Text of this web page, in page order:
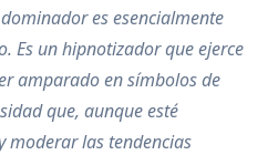
es esencialmente
Es un hipnotizador que ejerce
amparado en símbolos de
que, aunque esté
moderar las tendencias